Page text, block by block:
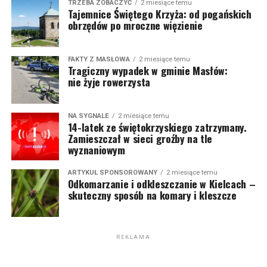
TRZEBA ZOBACZYĆ 2 miesiące temu
Tajemnice Świętego Krzyża: od pogańskich
obrzędów po mroczne więzienie
FAKTY Z MASŁOWA 2 miesiące temu
Tragiczny wypadek w gminie Masłów:
nie żyje rowerzysta
NA SYGNALE 2 miesiące temu
14-latek ze świętokrzyskiego zatrzymany.
Zamieszczał w sieci groźby na tle
wyznaniowym
ARTYKUŁ SPONSOROWANY 2 miesiące temu
Odkomarzanie i odkleszczanie w Kielcach –
skuteczny sposób na komary i kleszcze
REKLAMA